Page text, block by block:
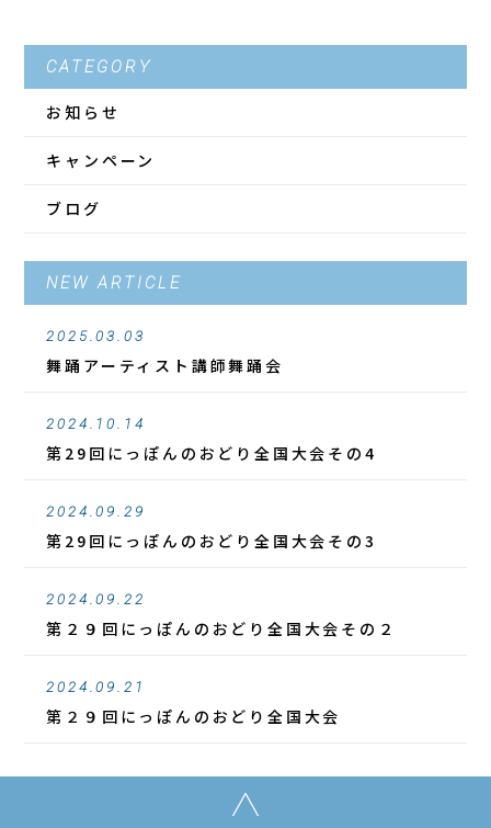
CATEGORY
お知らせ
キャンペーン
ブログ
NEW ARTICLE
2025.03.03
舞踊アーティスト講師舞踊会
2024.10.14
第29回にっぽんのおどり全国大会その4
2024.09.29
第29回にっぽんのおどり全国大会その3
2024.09.22
第２９回にっぽんのおどり全国大会その２
2024.09.21
第２９回にっぽんのおどり全国大会